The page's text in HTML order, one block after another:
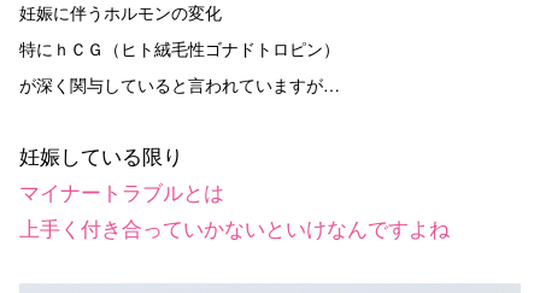
妊娠に伴うホルモンの変化
特にｈＣＧ（ヒト絨毛性ゴナドトロピン）
が深く関与していると言われていますが…
妊娠している限り
マイナートラブルとは
上手く付き合っていかないといけなんですよね